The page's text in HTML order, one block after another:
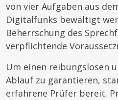
von vier Aufgaben aus
Digitalfunks bewältigt
Beherrschung des
verpflichtende
Um einen reibungslosen
Ablauf zu garantieren,
erfahrene Prüfer bereit.